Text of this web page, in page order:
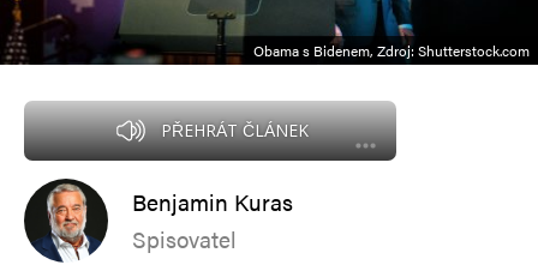
Obama s Bidenem, Zdroj: Shutterstock.com
PŘEHRÁT ČLÁNEK
Benjamin Kuras
Spisovatel